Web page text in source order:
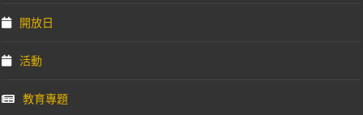
開放日
活動
教育專題